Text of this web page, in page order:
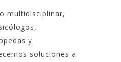
multidisciplinar,
y
soluciones a